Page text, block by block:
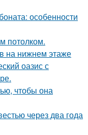
особенности
потолком.
на нижнем этаже
оазис с
чтобы она
через два года